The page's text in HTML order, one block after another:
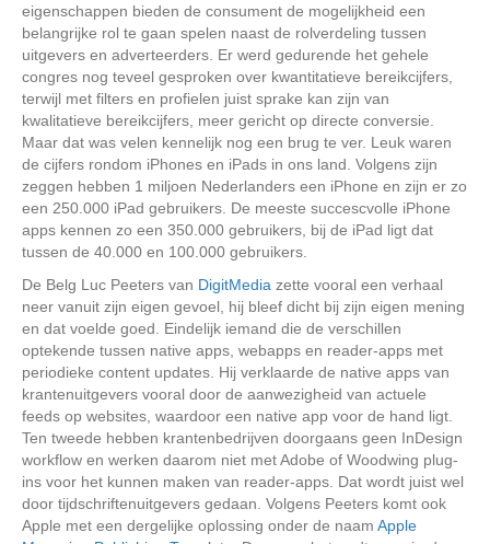
eigenschappen bieden de consument de mogelijkheid een
belangrijke rol te gaan spelen naast de rolverdeling tussen
uitgevers en adverteerders. Er werd gedurende het gehele
congres nog teveel gesproken over kwantitatieve bereikcijfers,
terwijl met filters en profielen juist sprake kan zijn van
kwalitatieve bereikcijfers, meer gericht op directe conversie.
Maar dat was velen kennelijk nog een brug te ver. Leuk waren
de cijfers rondom iPhones en iPads in ons land. Volgens zijn
zeggen hebben 1 miljoen Nederlanders een iPhone en zijn er zo
een 250.000 iPad gebruikers. De meeste succescvolle iPhone
apps kennen zo een 350.000 gebruikers, bij de iPad ligt dat
tussen de 40.000 en 100.000 gebruikers.
De Belg Luc Peeters van DigitMedia zette vooral een verhaal
neer vanuit zijn eigen gevoel, hij bleef dicht bij zijn eigen mening
en dat voelde goed. Eindelijk iemand die de verschillen
optekende tussen native apps, webapps en reader-apps met
periodieke content updates. Hij verklaarde de native apps van
krantenuitgevers vooral door de aanwezigheid van actuele
feeds op websites, waardoor een native app voor de hand ligt.
Ten tweede hebben krantenbedrijven doorgaans geen InDesign
workflow en werken daarom niet met Adobe of Woodwing plug-
ins voor het kunnen maken van reader-apps. Dat wordt juist wel
door tijdschriftenuitgevers gedaan. Volgens Peeters komt ook
Apple met een dergelijke oplossing onder de naam Apple